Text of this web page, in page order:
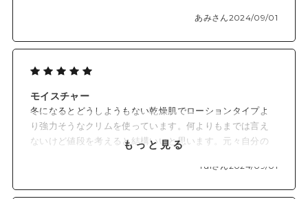
あみさん2024/09/01
モイスチャー
冬になるとどうしようもない乾燥肌でローションタイプよ
り強力そうなクリムを使っています。何よりもまでは言え
ないけど値段を考えると結構いいと思います。元々自分の
もっと見る
ruiさん2024/09/01